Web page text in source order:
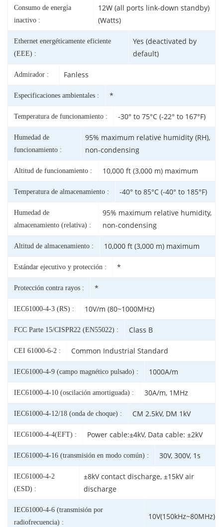
Consumo de energía
inactivo :
12W (all ports link-down standby)
(Watts)
Ethernet energéticamente eficiente
(EEE) :
Yes (deactivated by
default)
Admirador : Fanless
Especificaciones ambientales : *
Temperatura de funcionamiento : -30° to 75°C (-22° to 167°F)
Humedad de
funcionamiento :
95% maximum relative humidity (RH),
non-condensing
Altitud de funcionamiento : 10,000 ft (3,000 m) maximum
Temperatura de almacenamiento : -40° to 85°C (-40° to 185°F)
Humedad de
almacenamiento (relativa) :
95% maximum relative humidity,
non-condensing
Altitud de almacenamiento : 10,000 ft (3,000 m) maximum
Estándar ejecutivo y protección : *
Protección contra rayos : *
IEC61000-4-3 (RS) : 10V/m (80~1000MHz)
FCC Parte 15/CISPR22 (EN55022) : Class B
CEI 61000-6-2 : Common Industrial Standard
IEC61000-4-9 (campo magnético pulsado) : 1000A/m
IEC61000-4-10 (oscilación amortiguada) : 30A/m, 1MHz
IEC61000-4-12/18 (onda de choque) : CM 2.5kV, DM 1kV
IEC61000-4-4(EFT) : Power cable:±4kV, Data cable: ±2kV
IEC61000-4-16 (transmisión en modo común) : 30V, 300V, 1s
IEC61000-4-2
(ESD) :
±8kV contact discharge, ±15kV air
discharge
IEC61000-4-6 (transmisión por
radiofrecuencia) :
10V(150kHz~80MHz)